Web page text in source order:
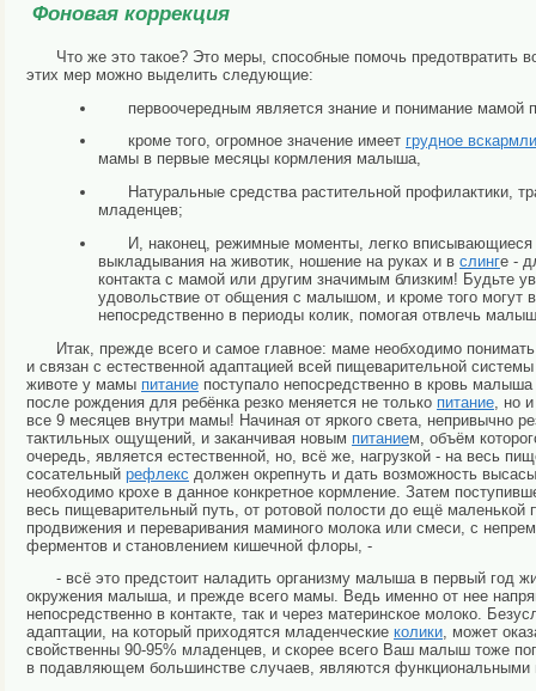
Фоновая коррекция
Что же это такое? Это меры, способные помочь предотвратить
этих мер можно выделить следующие:
первоочередным является знание и понимание
кроме того, огромное значение имеет грудное
мамы в первые месяцы кормления малыша,
Натуральные средства растительной профилактики,
младенцев;
И, наконец, режимные моменты, легко
выкладывания на животик, ношение на руках и в слинге -
контакта с мамой или другим значимым близким! Будьте
удовольствие от общения с малышом, и кроме того могут
непосредственно в периоды колик, помогая отвлечь
Итак, прежде всего и самое главное: маме необходимо
и связан с естественной адаптацией всей пищеварительной
животе у мамы питание поступало непосредственно в кровь
после рождения для ребёнка резко меняется не только питание , но
все 9 месяцев внутри мамы! Начиная от яркого света, непривычно
тактильных ощущений, и заканчивая новым питанием, объём
очередь, является естественной, но, всё же, нагрузкой - на весь
сосательный рефлекс должен окрепнуть и дать возможность
необходимо крохе в данное конкретное кормление. Затем
весь пищеварительный путь, от ротовой полости до ещё маленькой
продвижения и переваривания маминого молока или смеси, с
ферментов и становлением кишечной флоры, -
- всё это предстоит наладить организму малыша в первый год
окружения малыша, и прежде всего мамы. Ведь именно от нее
непосредственно в контакте, так и через материнское молоко.
адаптации, на который приходятся младенческие колики, может
свойственны 90-95% младенцев, и скорее всего Ваш малыш тоже
в подавляющем большинстве случаев, являются